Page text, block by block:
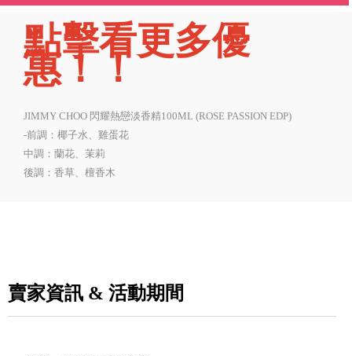
點擊看更多優
惠！！
JIMMY CHOO 閃耀熱戀淡香精100ML (ROSE PASSION EDP)
-前調：椰子水、雞蛋花
中調：蘭花、茉莉
後調：香草、檀香木
賣家資訊 & 活動期間